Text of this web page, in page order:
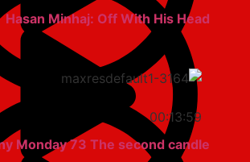
Hasan Minhaj: Off With His Head
00:13:59
Funny Monday 73 The second candle